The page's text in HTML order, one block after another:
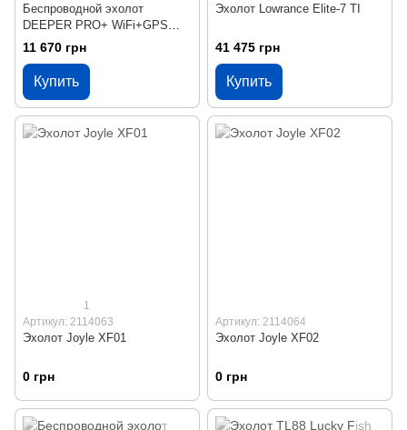
Беспроводной эхолот
DEEPER PRO+ WiFi+GPS
(двухлучевой; есть
встроенный GPS приемник)
11 670 грн
Купить
Эхолот Lowrance Elite-7 TI
41 475 грн
Купить
1
Артикул: 2114063
Эхолот Joyle XF01
0 грн
Артикул: 2114064
Эхолот Joyle XF02
0 грн